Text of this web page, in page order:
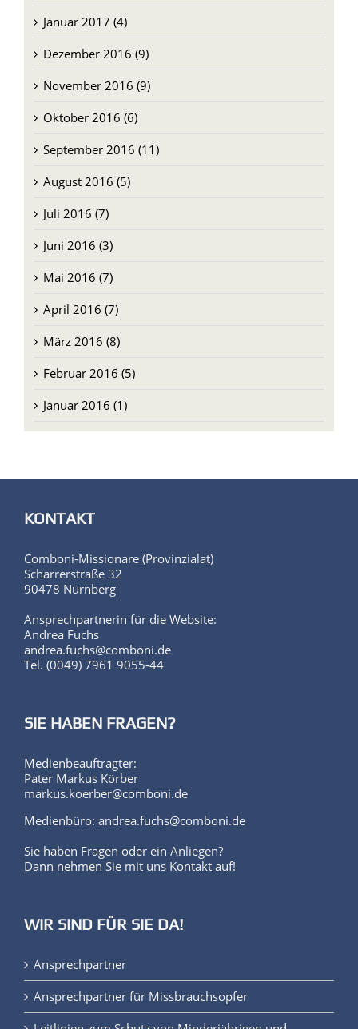
Januar 2017 (4)
Dezember 2016 (9)
November 2016 (9)
Oktober 2016 (6)
September 2016 (11)
August 2016 (5)
Juli 2016 (7)
Juni 2016 (3)
Mai 2016 (7)
April 2016 (7)
März 2016 (8)
Februar 2016 (5)
Januar 2016 (1)
KONTAKT
Comboni-Missionare (Provinzialat)
Scharrerstraße 32
90478 Nürnberg
Ansprechpartnerin für die Website:
Andrea Fuchs
andrea.fuchs@comboni.de
Tel. (0049) 7961 9055-44
SIE HABEN FRAGEN?
Medienbeauftragter:
Pater Markus Körber
markus.koerber@comboni.de
Medienbüro: andrea.fuchs@comboni.de
Sie haben Fragen oder ein Anliegen?
Dann nehmen Sie mit uns Kontakt auf!
WIR SIND FÜR SIE DA!
Ansprechpartner
Ansprechpartner für Missbrauchsopfer